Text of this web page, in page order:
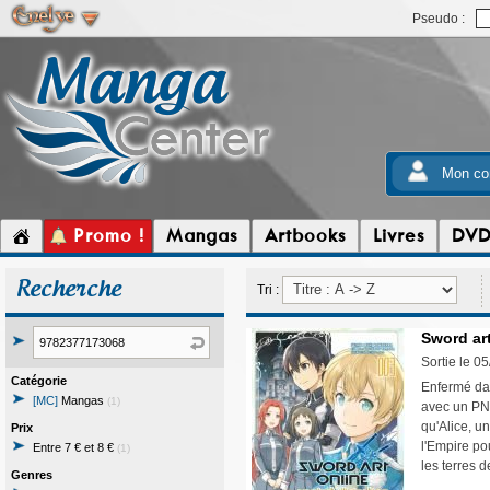
Pseudo :
Mon
Promo ! Mangas Artbooks Livres DVD
Recherche
Catégorie
[MC] Mangas (1)
Prix
Entre 7 € et 8 € (1)
Genres
Tri :
Sword
Sortie le
Enfermé
avec un
qu'Alice,
l'Empire
les terres